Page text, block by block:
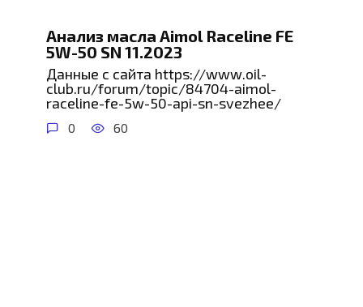
Анализ масла Aimol Raceline FE
5W-50 SN 11.2023
Данные с сайта https://www.oil-
club.ru/forum/topic/84704-aimol-
raceline-fe-5w-50-api-sn-svezhee/
0 60